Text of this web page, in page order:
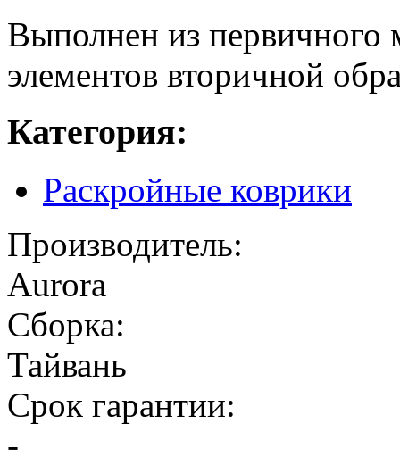
Выполнен из первичного
элементов вторичной
Категория:
Раскройные коврики
Производитель:
Aurora
Сборка:
Тайвань
Срок гарантии:
-